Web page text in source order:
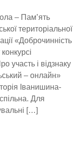
– Памʼять
територіальної
«Доброчинність
участь і відзнаку
– онлайн»
Іванишина-
Для
[…]